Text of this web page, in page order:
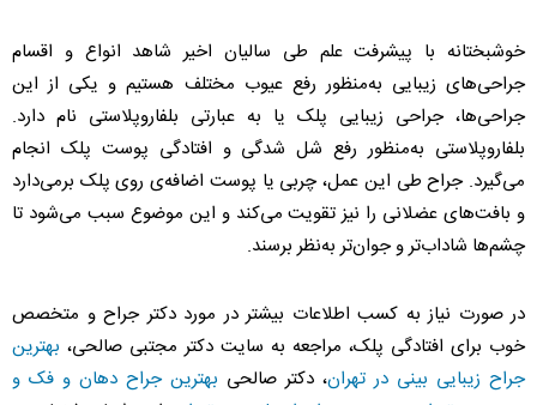
خوشبختانه با پیشرفت علم طی سالیان اخیر شاهد انواع و اقسام
جراحی‌های زیبایی به‌منظور رفع عیوب مختلف هستیم و یکی از این
جراحی‌ها، جراحی زیبایی پلک یا به عبارتی بلفاروپلاستی نام دارد.
بلفاروپلاستی به‌منظور رفع شل شدگی و افتادگی پوست پلک انجام
می‌گیرد. جراح طی این عمل، چربی یا پوست اضافه‌ی روی پلک برمی‌دارد
و بافت‌های عضلانی را نیز تقویت می‌کند و این موضوع سبب می‌شود تا
چشم‌ها شاداب‌تر و جوان‌تر به‌نظر برسند.
در صورت نیاز به کسب اطلاعات بیشتر در مورد دکتر جراح و متخصص
خوب برای افتادگی پلک، مراجعه به سایت دکتر مجتبی صالحی، بهترین
جراح زیبایی بینی در تهران، دکتر صالحی بهترین جراح دهان و فک و